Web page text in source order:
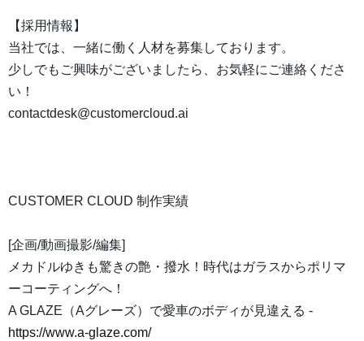
【採用情報】
当社では、一緒に働く人材を募集しております。
少しでもご興味がございましたら、お気軽にご連絡くださ
い！
contactdesk@customercloud.ai
CUSTOMER CLOUD 制作実績
[企画/動画撮影/編集]
メカドルゆきも驚きの艶・撥水！時代はガラスからポリマ
ーコーティングへ！
A GLAZE（Aグレーズ）で愛車のボディが見違える -
https://www.a-glaze.com/